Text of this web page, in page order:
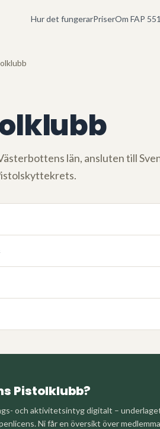
Hur det fungerarPriserOm FAP
län, ansluten till
.
Pistolklubb?
och aktivitetsintyg digitalt –
Ni får en översikt över